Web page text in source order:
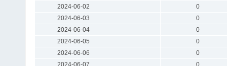
2024-06-02
0
2024-06-03
0
2024-06-04
0
2024-06-05
0
2024-06-06
0
2024-06-07
0